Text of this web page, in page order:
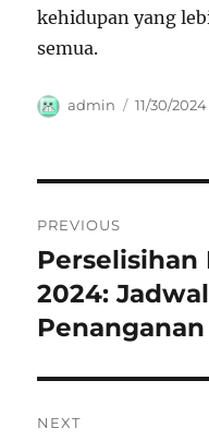
kehidupan yang
semua.
Author
admin
Posted
11/30/2024
pos
PREVIOUS
Previous
post:
Perselisihan
2024:
Penanganan
NEXT